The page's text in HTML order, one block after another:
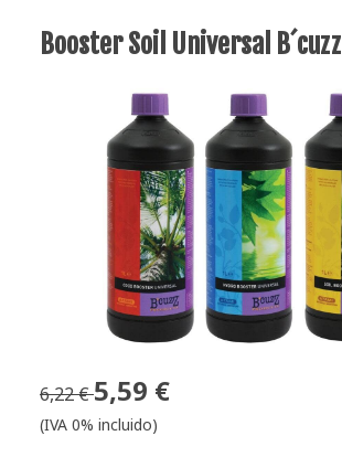
Booster Soil Universal B´cuzz
6,22 €5,59 €
(IVA 0% incluido)